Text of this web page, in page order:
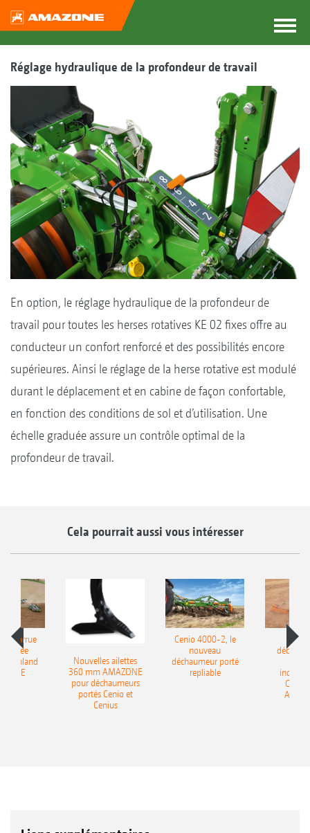
Réglage hydraulique de la profondeur de travail
En option, le réglage hydraulique de la profondeur de
travail pour toutes les herses rotatives KE 02 fixes offre au
conducteur un confort renforcé et des possibilités encore
supérieures. Ainsi le réglage de la herse rotative est modulé
durant le déplacement et en cabine de façon confortable,
en fonction des conditions de sol et d’utilisation. Une
échelle graduée assure un contrôle optimal de la
profondeur de travail.
Cela pourrait aussi vous intéresser
charrue
portée
Onland
Nouvelles ailettes
360 mm AMAZONE
pour déchaumeurs
portés Cenio et
Cenius
Cenio 4000-2, le
nouveau
déchaumeur porté
repliable